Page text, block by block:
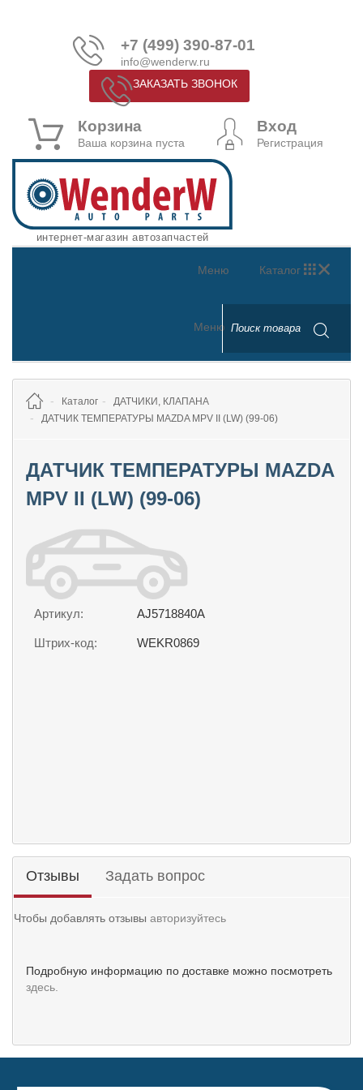
+7 (499) 390-87-01
info@wenderw.ru
ЗАКАЗАТЬ ЗВОНОК
Корзина
Ваша корзина пуста
Вход
Регистрация
интернет-магазин автозапчастей
Каталог
Меню
Меню
Каталог
ДАТЧИКИ, КЛАПАНА
ДАТЧИК ТЕМПЕРАТУРЫ MAZDA MPV II (LW) (99-06)
ДАТЧИК ТЕМПЕРАТУРЫ MAZDA
MPV II (LW) (99-06)
Артикул: AJ5718840A
Штрих-код: WEKR0869
Отзывы Задать вопрос
Чтобы добавлять отзывы авторизуйтесь
Подробную информацию по доставке можно посмотреть
здесь.